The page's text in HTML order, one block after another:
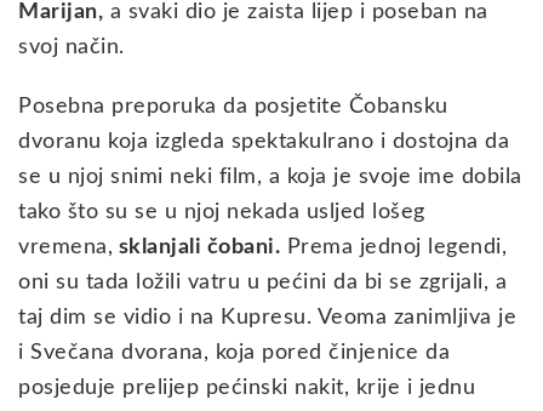
Marijan, a svaki dio je zaista lijep i poseban na
svoj način.
Posebna preporuka da posjetite Čobansku
dvoranu koja izgleda spektakulrano i dostojna da
se u njoj snimi neki film, a koja je svoje ime dobila
tako što su se u njoj nekada usljed lošeg
vremena, sklanjali čobani. Prema jednoj legendi,
oni su tada ložili vatru u pećini da bi se zgrijali, a
taj dim se vidio i na Kupresu. Veoma zanimljiva je
i Svečana dvorana, koja pored činjenice da
posjeduje prelijep pećinski nakit, krije i jednu